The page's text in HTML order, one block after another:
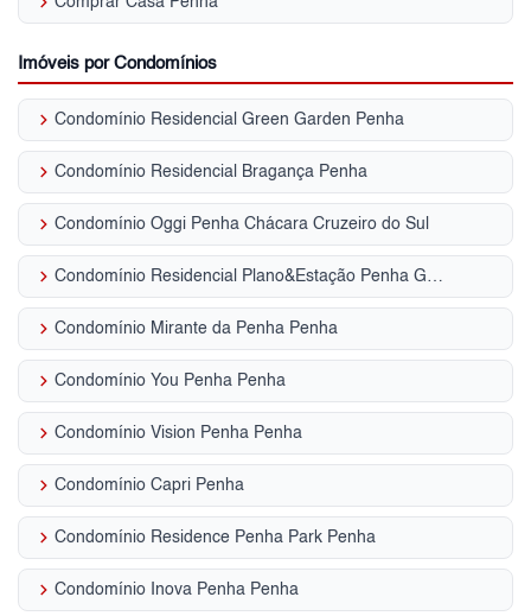
Imóveis por Condomínios
keyboard_arrow_right Condomínio Residencial Green Garden Penha
keyboard_arrow_right Condomínio Residencial Bragança Penha
keyboard_arrow_right Condomínio Oggi Penha Chácara Cruzeiro do Sul
keyboard_arrow_right Condomínio Residencial Plano&Estação Penha Guaiaúna
keyboard_arrow_right Condomínio Mirante da Penha Penha
keyboard_arrow_right Condomínio You Penha Penha
keyboard_arrow_right Condomínio Vision Penha Penha
keyboard_arrow_right Condomínio Capri Penha
keyboard_arrow_right Condomínio Residence Penha Park Penha
keyboard_arrow_right Condomínio Inova Penha Penha